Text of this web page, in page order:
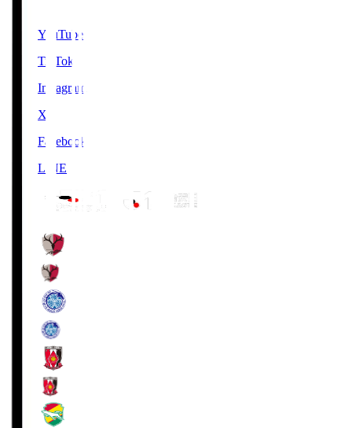
YouTube
TikTok
Instagram
X
Facebook
LINE